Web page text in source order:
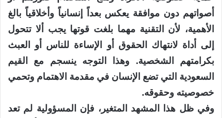
أصواتهم دون موافقة يعكس بعداً إنسانياً وأخلاقياً بالغ
الأهمية، لأن التقنية مهما بلغت قوتها يجب ألا تتحول
إلى أداة لانتهاك الحقوق أو الإساءة للناس أو العبث
بكرامتهم الشخصية. وهذا التوجه ينسجم مع القيم
السعودية التي تضع الإنسان في مقدمة الاهتمام وتحمي
خصوصيته وحقوقه.
وفي ظل هذا المشهد المتغير، فإن المسؤولية لم تعد